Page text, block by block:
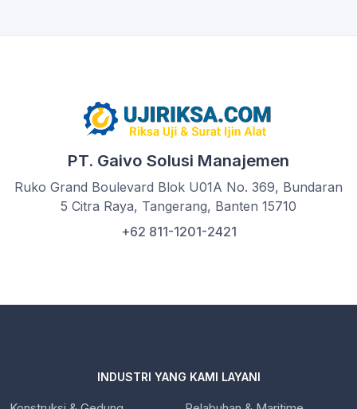
PT. Gaivo Solusi Manajemen
Ruko Grand Boulevard Blok U01A No. 369, Bundaran
5 Citra Raya, Tangerang, Banten 15710
+62 811-1201-2421
INDUSTRI YANG KAMI LAYANI